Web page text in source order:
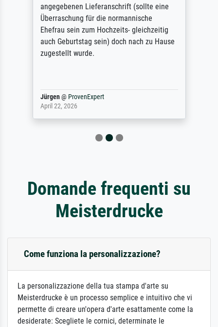
angegebenen Lieferanschrift (sollte eine
Überraschung für die normannische
Ehefrau sein zum Hochzeits- gleichzeitig
auch Geburtstag sein) doch nach zu Hause
zugestellt wurde.
Jürgen@ ProvenExpert
April 22, 2026
Domande frequenti su
Meisterdrucke
Come funziona la personalizzazione?
La personalizzazione della tua stampa d'arte su
Meisterdrucke è un processo semplice e intuitivo che vi
permette di creare un'opera d'arte esattamente come la
desiderate: Scegliete le cornici, determinate le